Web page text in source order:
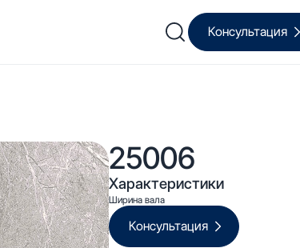
Консультация
25006
Характеристики
Ширина вала
Консультация